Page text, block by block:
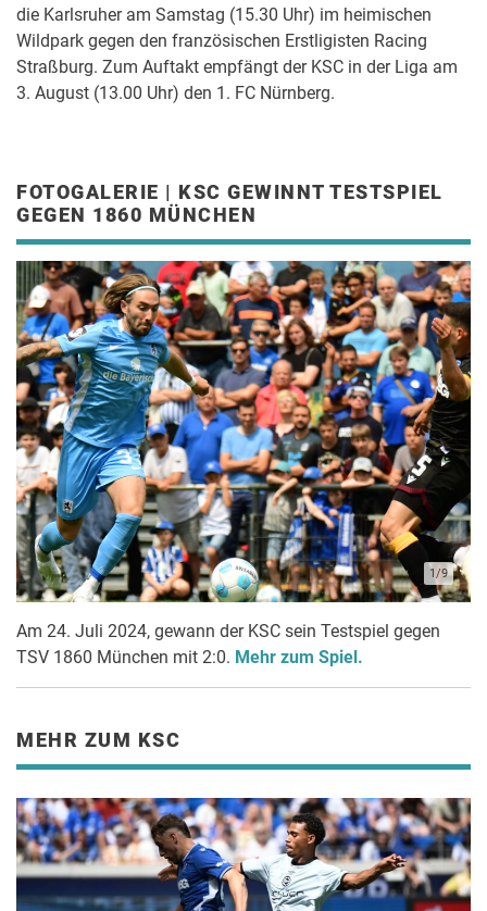
die Karlsruher am Samstag (15.30 Uhr) im heimischen
Wildpark gegen den französischen Erstligisten Racing
Straßburg. Zum Auftakt empfängt der KSC in der Liga am
3. August (13.00 Uhr) den 1. FC Nürnberg.
FOTOGALERIE | KSC GEWINNT TESTSPIEL
GEGEN 1860 MÜNCHEN
1/9
Am 24. Juli 2024, gewann der KSC sein Testspiel gegen
TSV 1860 München mit 2:0. Mehr zum Spiel.
MEHR ZUM KSC